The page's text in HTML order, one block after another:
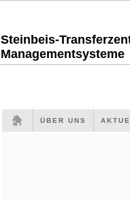
Steinbeis-
Managementsysteme
ÜBER UNS